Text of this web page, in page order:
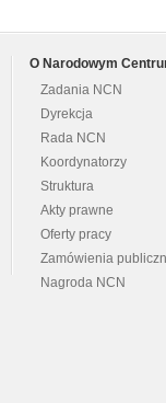
O Narodowym
Zadania NCN
Dyrekcja
Rada NCN
Koordynatorzy
Struktura
Akty prawne
Oferty pracy
Zamówienia
Nagroda NCN